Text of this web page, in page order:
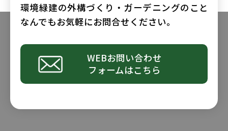
環境緑建の外構づくり・ガーデニングのこと
なんでもお気軽にお問合せください。
WEBお問い合わせ
フォームはこちら